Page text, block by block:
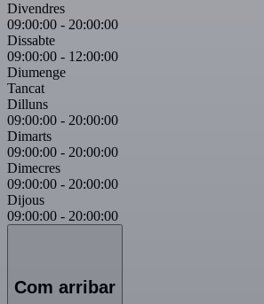
Divendres
09:00:00 - 20:00:00
Dissabte
09:00:00 - 12:00:00
Diumenge
Tancat
Dilluns
09:00:00 - 20:00:00
Dimarts
09:00:00 - 20:00:00
Dimecres
09:00:00 - 20:00:00
Dijous
09:00:00 - 20:00:00
Com arribar